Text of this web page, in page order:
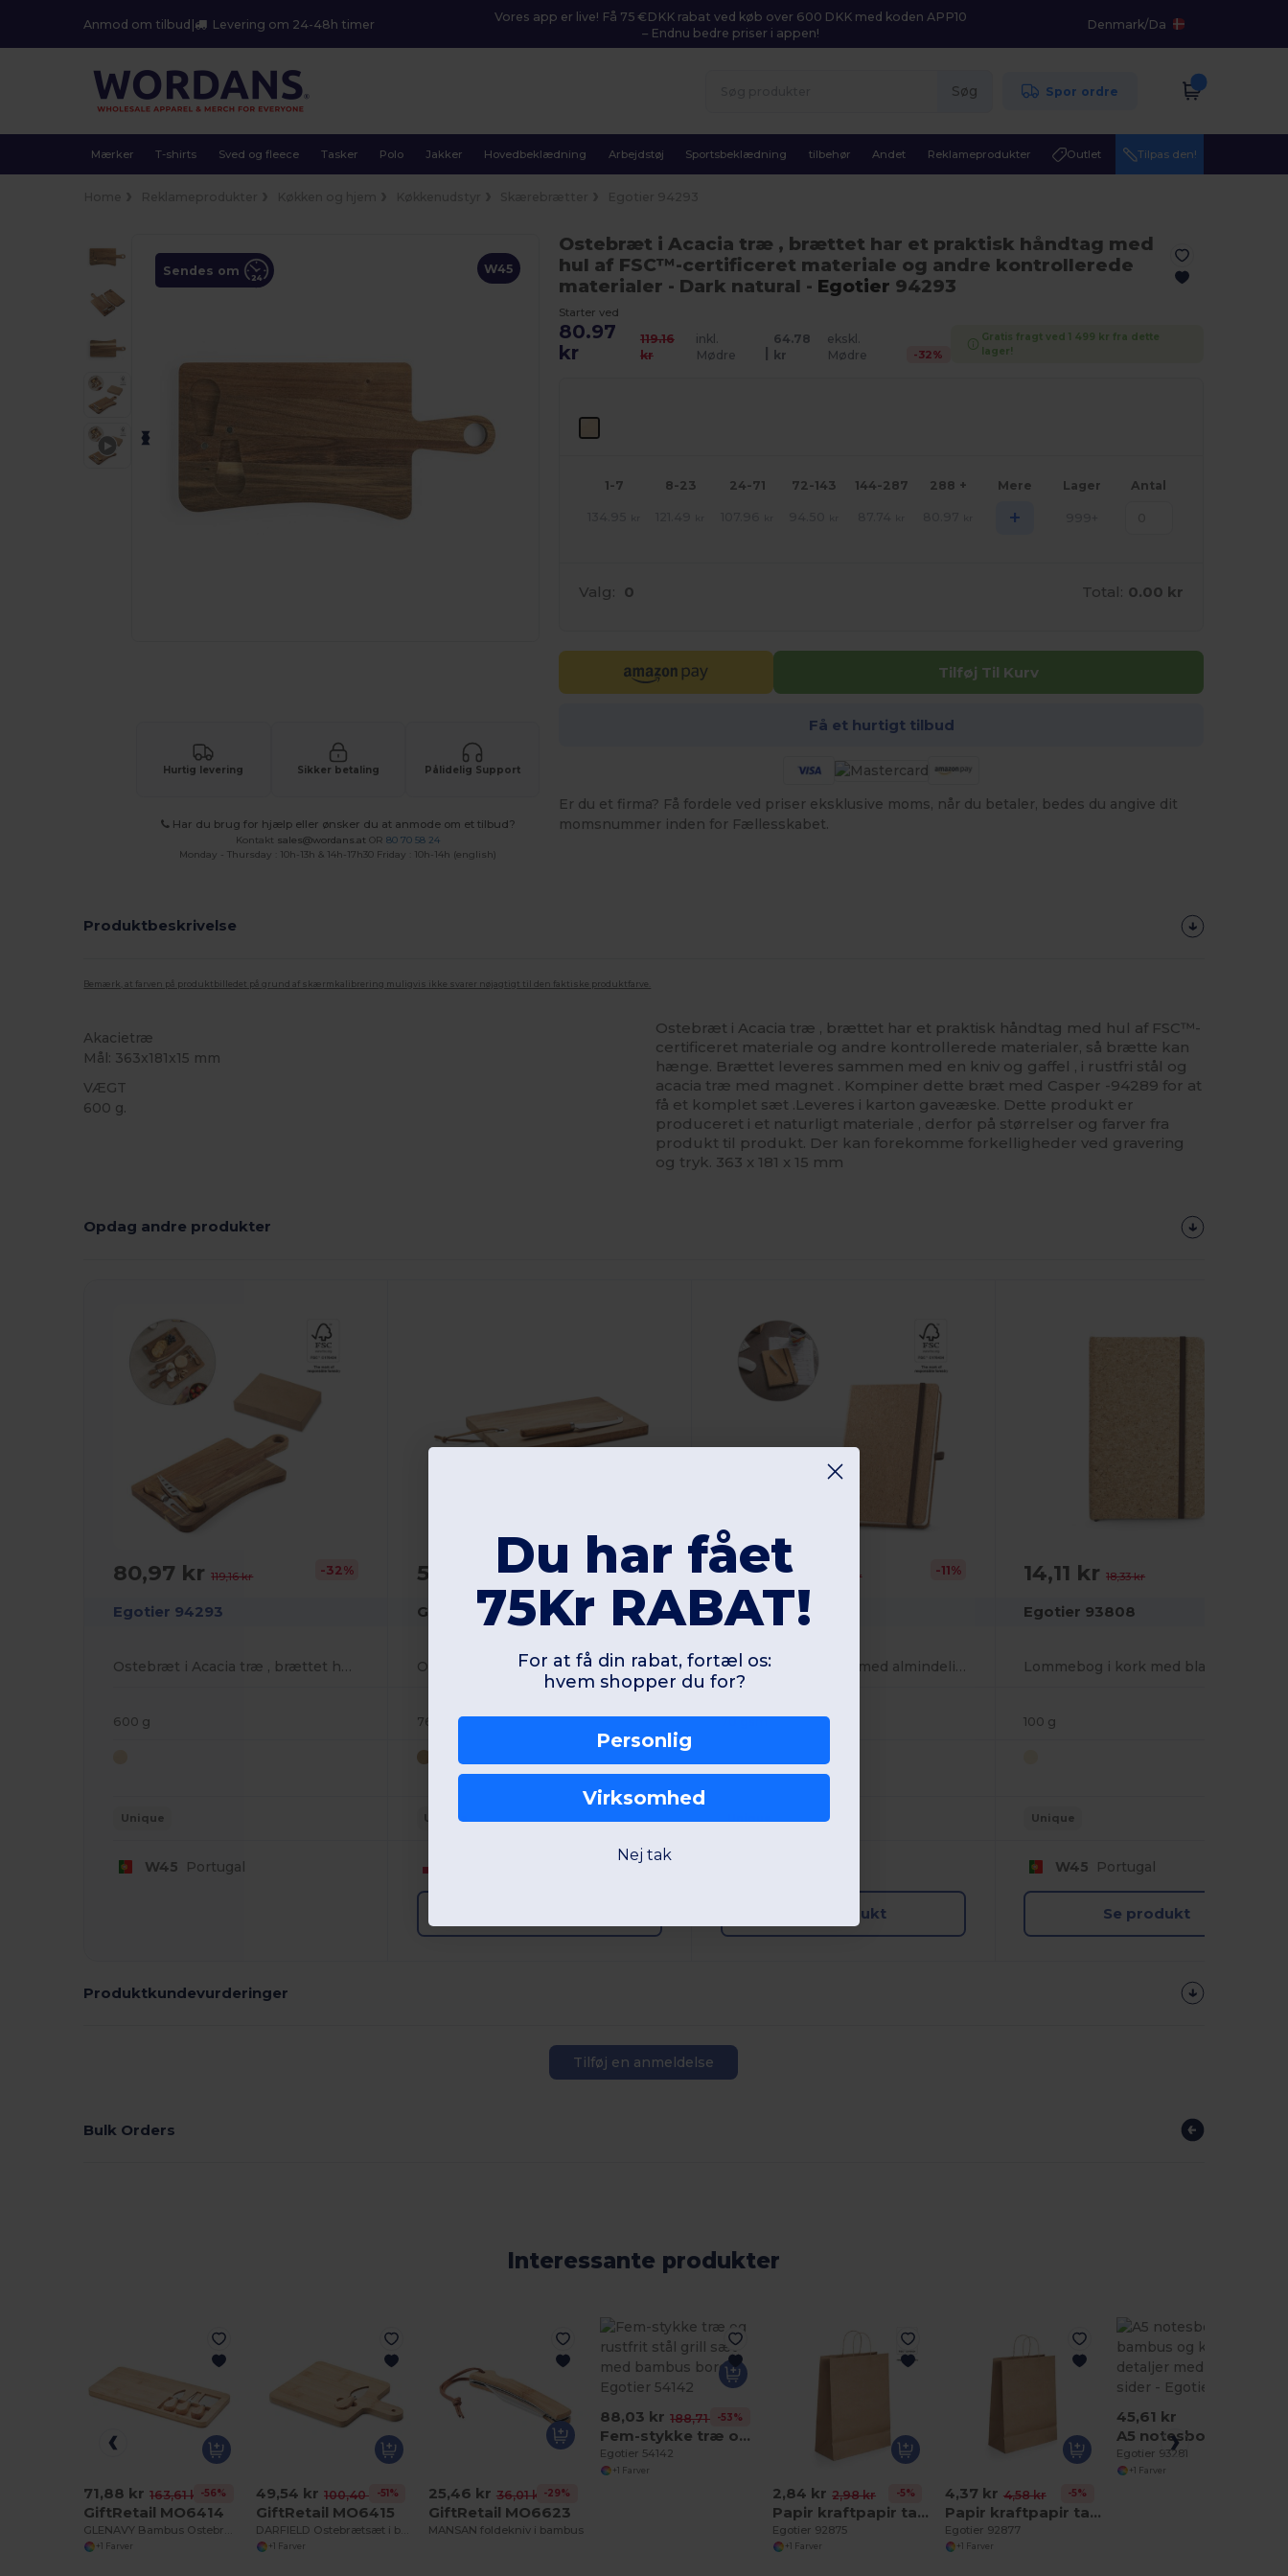
Anmod om tilbud | Levering om 24-48h timer
Vores app er live! Få 75 €DKK rabat ved køb over 600 DKK med koden APP10
– Endnu bedre priser i appen!
Denmark/Da
Søg Spor ordre
Mærker T-shirts Sved og fleece Tasker Polo Jakker Hovedbeklædning Arbejdstøj Sportsbeklædning tilbehør Andet Reklameprodukter Outlet Tilpas den!
W45
Sendes om
Hurtig levering Sikker betaling Pålidelig Support
Har du brug for hjælp eller ønsker du at anmode om et tilbud?
Kontakt sales@wordans.at OR80 70 58 24
Monday - Thursday : 10h-13h & 14h-17h30 Friday : 10h-14h (english)
Ostebræt i Acacia træ , brættet har et praktisk håndtag med
hul af FSC™-certificeret materiale og andre kontrollerede
materialer - Dark natural - Egotier 94293
Starter ved
80.97
kr
119.16
kr
inkl.
Mødre
|
64.78
kr
ekskl.
Mødre
-32%
Gratis fragt ved 1 499 kr fra dette
lager!
1-7 8-23 24-71 72-143 144-287 288 + Mere Lager Antal
+
Valg: 0 Total: 0.00 kr
Tilføj Til Kurv
Få et hurtigt tilbud
Er du et firma? Få fordele ved priser eksklusive moms, når du betaler, bedes du angive dit
momsnummer inden for Fællesskabet.
Produktbeskrivelse
Bemærk, at farven på produktbilledet på grund af skærmkalibrering muligvis ikke svarer nøjagtigt til den faktiske produktfarve.
Akacietræ
Mål: 363x181x15 mm
VÆGT
600 g.
Ostebræt i Acacia træ , brættet har et praktisk håndtag med hul af FSC™-
certificeret materiale og andre kontrollerede materialer, så brætte kan
hænge. Brættet leveres sammen med en kniv og gaffel , i rustfri stål og
acacia træ med magnet . Kompiner dette bræt med Casper -94289 for at
få et komplet sæt .Leveres i karton gaveæske. Dette produkt er
produceret i et naturligt materiale , derfor på størrelser og farver fra
produkt til produkt. Der kan forekomme forkelligheder ved gravering
og tryk. 363 x 181 x 15 mm
Opdag andre produkter
Tilpas
80,97 kr119,16 kr -32%
Egotier 94293
Ostebræt i Acacia træ , brættet har et praktisk håndtag med hul af FSC™-certificeret materiale og andre kontrollerede materialer
600 g
Unique
W45 Portugal
54,71 kr167,62 kr -67%
GiftRetail MO6984
OSTUR LARGE Ostebræt i akacietræ sæt
767 g
Unique
26,26 kr 29,46 kr -11%
Egotier 93807
A5-notesbog i kork med almindelige sider i FSC™-certificeret materiale og andre kontrollerede materialer
70 gsm
Se produkt
14,11 kr18,33 kr
Egotier 93808
100 g
Unique
W45 Portugal
Se produkt
Produktkundevurderinger
Tilføj en anmeldelse
Bulk Orders
Interessante produkter
71,88 kr 163,61 kr-56%
GiftRetail MO6414
+1 Farver
49,54 kr 100,40 kr-51%
GiftRetail MO6415
+1 Farver
25,46 kr 36,01 kr-29%
GiftRetail MO6623
MANSAN foldekniv i bambus
88,03 kr 188,71 kr-53%
Fem-stykke træ og rustfrit stål grill sæt med bambus bord
Egotier 54142
+1 Farver
2,84 kr 2,98 kr -5%
Papir kraftpapir taske (115 g/m²)
Egotier 92875
+1 Farver
4,37 kr 4,58 kr -5%
Papir kraftpapir taske (115 g/m²)
Egotier 92877
+1 Farver
45,61 kr
Egotier 93281
+1 Farver
Du har fået
75Kr RABAT!
For at få din rabat, fortæl os:
hvem shopper du for?
Personlig
Virksomhed
Nej tak